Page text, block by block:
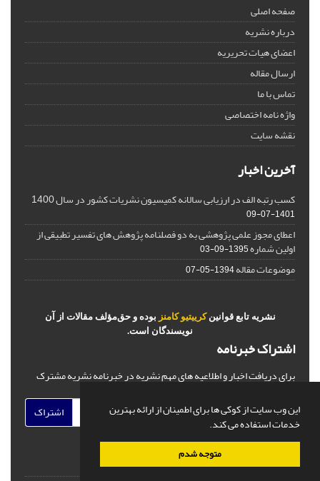
این وب سایت از کوکی ها برای اطمینان از ارائه بهترین
خدمات استفاده می کند.
متوجه شدم
صفحه اصلی
درباره نشریه
اعضای هیات تحریریه
ارسال مقاله
تماس با ما
واژه نامه اختصاصی
نقشه سایت
آخرین اخبار
کسب رتبه الف در ارزیابی سالانه کمیسیون نشریات کشور در سال 1400
1401-07-09
اعطای مجوز علمی پژوهشی به دو فصلنامه پژوهش های تفسیر تطبیقی از
اولین شماره1395-09-03
موضوعات مقاله1394-05-07
نشریه تابع قوانین کرییتیو کامنز بوده و حق‌مؤلف مقالات از آن
نویسندگان است.
اشتراک خبرنامه
برای دریافت اخبار و اطلاعیه های مهم نشریه در خبرنامه نشریه مشترک
اشتراک